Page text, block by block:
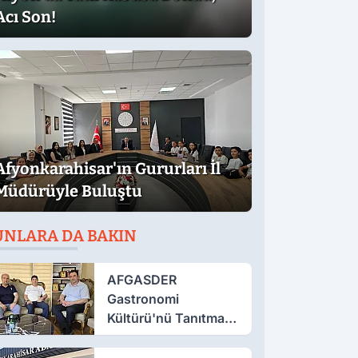
Son!
Gururları İl
Buluştu
DA BAKIN
AFGASDER
Gastronomi
Kültürü'nü Tanıtmak
İçin Çalışıyor